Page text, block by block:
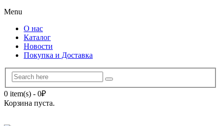
Menu
О нас
Каталог
Новости
Покупка и Доставка
0 item(s) - 0₽
Корзина пуста.